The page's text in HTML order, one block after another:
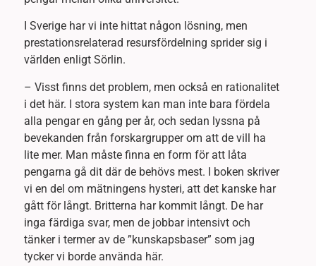
I Sverige har vi inte hittat någon lösning, men
prestationsrelaterad resursfördelning sprider sig i
världen enligt Sörlin.
– Visst finns det problem, men också en rationalitet
i det här. I stora system kan man inte bara fördela
alla pengar en gång per år, och sedan lyssna på
bevekanden från forskargrupper om att de vill ha
lite mer. Man måste finna en form för att låta
pengarna gå dit där de behövs mest. I boken skriver
vi en del om mätningens hysteri, att det kanske har
gått för långt. Britterna har kommit långt. De har
inga färdiga svar, men de jobbar intensivt och
tänker i termer av de ”kunskapsbaser” som jag
tycker vi borde använda här.